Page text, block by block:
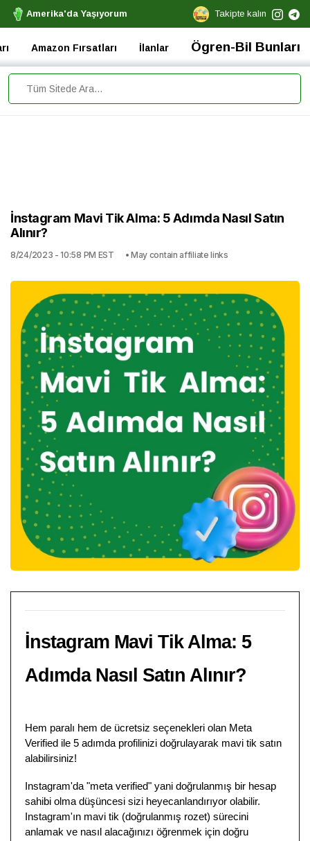
Amerika'da Yaşıyorum Takipte kalın
Amazon Fırsatları İlanlar Ögren-Bil Bunları
İnstagram Mavi Tik Alma: 5 Adımda Nasıl Satın
Alınır?
8/24/2023 - 10:58 PM EST • May contain affiliate links
İnstagram Mavi Tik Alma: 5
Adımda Nasıl Satın Alınır?
Hem paralı hem de ücretsiz seçenekleri olan Meta
Verified ile 5 adımda profilinizi doğrulayarak mavi tik satın
alabilirsiniz!
Instagram'da "meta verified" yani doğrulanmış bir hesap
sahibi olma düşüncesi sizi heyecanlandırıyor olabilir.
Instagram'ın mavi tik (doğrulanmış rozet) sürecini
anlamak ve nasıl alacağınızı öğrenmek için doğru